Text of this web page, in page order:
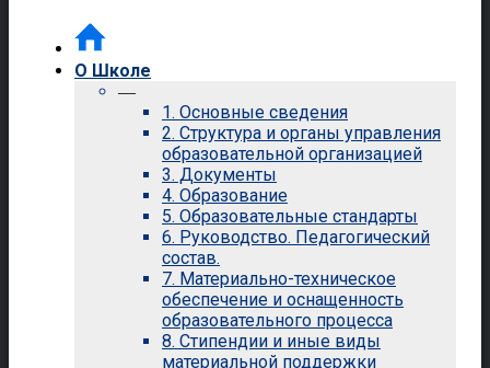
О Школе
—
1. Основные сведения
2. Структура и органы управления
образовательной организацией
3. Документы
4. Образование
5. Образовательные стандарты
6. Руководство. Педагогический
состав.
7. Материально-техническое
обеспечение и оснащенность
образовательного процесса
8. Стипендии и иные виды
материальной поддержки